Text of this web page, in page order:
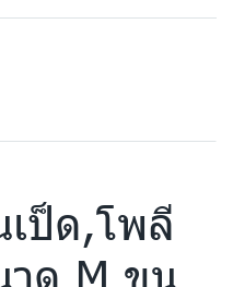
ป็ด,โพลี
ด M ขน